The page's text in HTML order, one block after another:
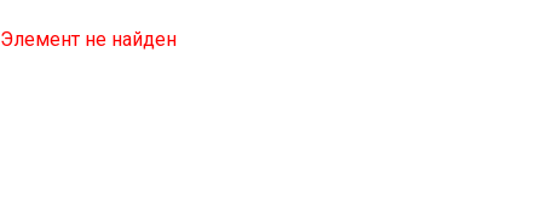
Элемент не найден